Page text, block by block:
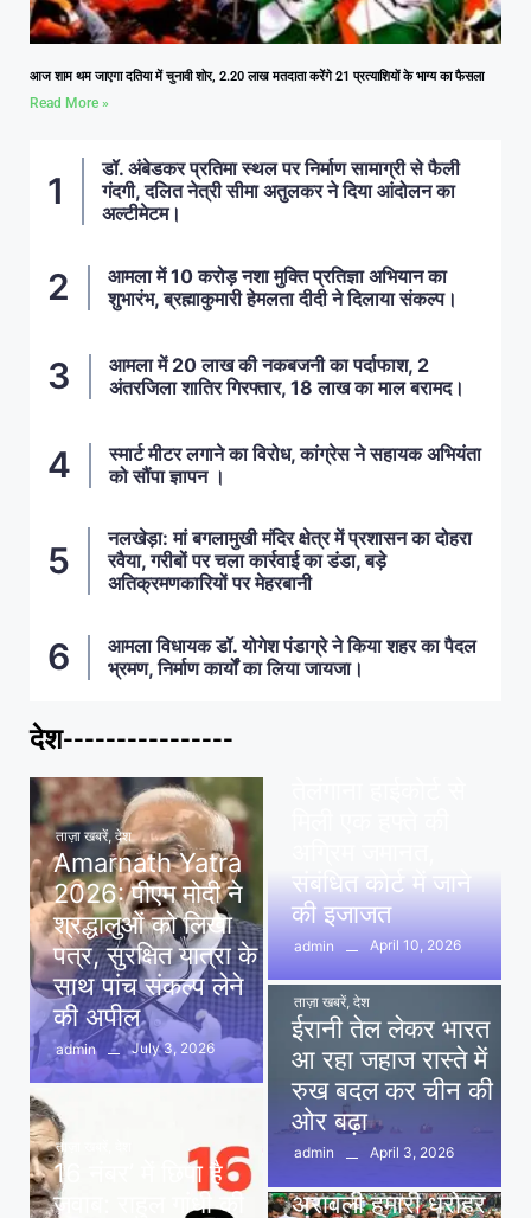
आज शाम थम जाएगा दतिया में चुनावी शोर, 2.20 लाख मतदाता करेंगे 21 प्रत्याशियों के भाग्य का फैसला
Read More »
डॉ. अंबेडकर प्रतिमा स्थल पर निर्माण सामाग्री से फैली
गंदगी, दलित नेत्री सीमा अतुलकर ने दिया आंदोलन का
अल्टीमेटम।
आमला में 10 करोड़ नशा मुक्ति प्रतिज्ञा अभियान का
शुभारंभ, ब्रह्माकुमारी हेमलता दीदी ने दिलाया संकल्प।
आमला में 20 लाख की नकबजनी का पर्दाफाश, 2
अंतरजिला शातिर गिरफ्तार, 18 लाख का माल बरामद।
स्मार्ट मीटर लगाने का विरोध, कांग्रेस ने सहायक अभियंता
को सौंपा ज्ञापन ।
नलखेड़ा: मां बगलामुखी मंदिर क्षेत्र में प्रशासन का दोहरा
रवैया, गरीबों पर चला कार्रवाई का डंडा, बड़े
अतिक्रमणकारियों पर मेहरबानी
आमला विधायक डॉ. योगेश पंडाग्रे ने किया शहर का पैदल
भ्रमण, निर्माण कार्यों का लिया जायजा।
देश----------------
ताज़ा खबरें, देश
Amarnath Yatra
2026: पीएम मोदी ने
श्रद्धालुओं को लिखा
पत्र, सुरक्षित यात्रा के
साथ पांच संकल्प लेने
की अपील
admin July 3, 2026
ताज़ा खबरें
16 नंबर’ में छिपा है
जवाब: राहुल गांधी की
संबंधित कोर्ट में जाने
की इजाजत
admin April 10, 2026
ताज़ा खबरें, देश
ईरानी तेल लेकर भारत
आ रहा जहाज रास्ते में
रुख बदल कर चीन की
ओर बढ़ा
admin
April 3, 2026
अरावली हमारी धरोहर